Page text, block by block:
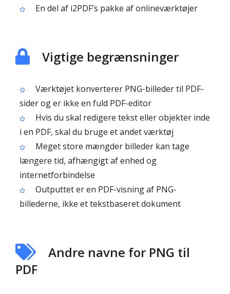
En del af i2PDF’s pakke af onlineværktøjer
Vigtige begrænsninger
Værktøjet konverterer PNG-billeder til PDF-
sider og er ikke en fuld PDF-editor
Hvis du skal redigere tekst eller objekter inde
i en PDF, skal du bruge et andet værktøj
Meget store mængder billeder kan tage
længere tid, afhængigt af enhed og
internetforbindelse
Outputtet er en PDF-visning af PNG-
billederne, ikke et tekstbaseret dokument
Andre navne for PNG til
PDF